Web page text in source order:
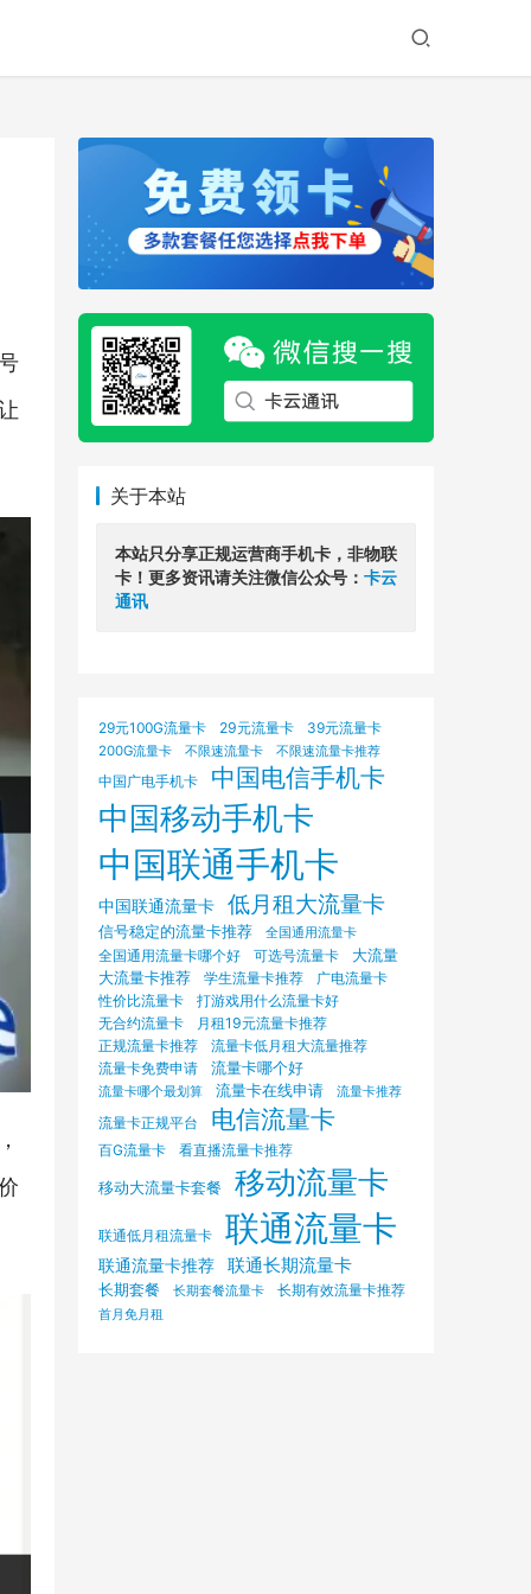
关于本站
本站只分享正规运营商手机卡，非物联
卡！更多资讯请关注微信公众号： 卡云
通讯
29元100G流量卡 29元流量卡 39元流量卡
200G流量卡 不限速流量卡 不限速流量卡推荐
中国广电手机卡 中国电信手机卡
中国移动手机卡
中国联通手机卡
中国联通流量卡 低月租大流量卡
信号稳定的流量卡推荐 全国通用流量卡
全国通用流量卡哪个好 可选号流量卡
大流量
大流量卡推荐
学生流量卡推荐 广电流量卡
性价比流量卡
打游戏用什么流量卡好
无合约流量卡
月租19元流量卡推荐
正规流量卡推荐
流量卡低月租大流量推荐
流量卡免费申请 流量卡哪个好
流量卡哪个最划算 流量卡在线申请 流量卡推荐
流量卡正规平台 电信流量卡
百G流量卡 看直播流量卡推荐
移动大流量卡套餐 移动流量卡
联通低月租流量卡 联通流量卡
联通流量卡推荐 联通长期流量卡
长期套餐 长期套餐流量卡 长期有效流量卡推荐
首月免月租